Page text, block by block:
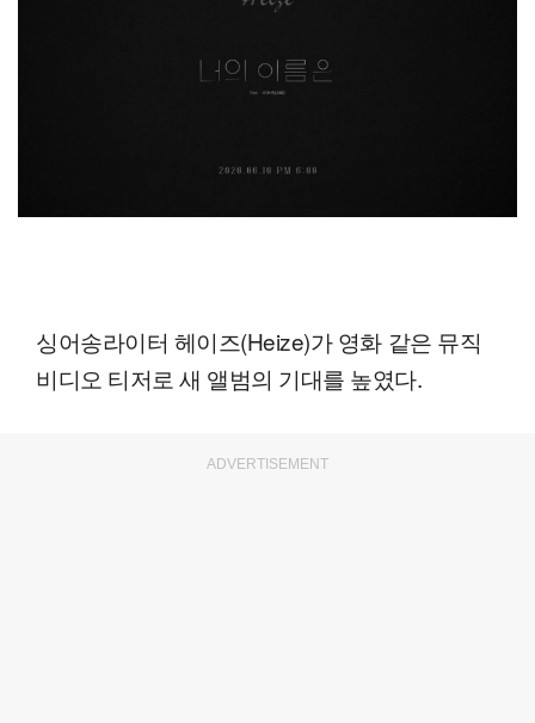
싱어송라이터 헤이즈(Heize)가 영화 같은 뮤직
비디오 티저로 새 앨범의 기대를 높였다.
ADVERTISEMENT